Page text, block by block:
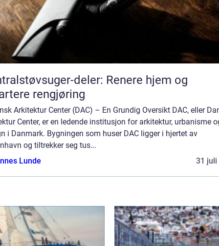
deler: Renere hjem og
rengjøring
Arkitektur Center (DAC) – En Grundig Oversikt DAC, eller
Center, er en ledende institusjon for arkitektur, urbanisme
i Danmark. Bygningen som huser DAC ligger i hjertet av
og tiltrekker seg tus...
Lunde
31 juli